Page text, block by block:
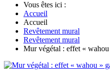
Vous êtes ici :
Accueil
Accueil
Revêtement mural
Revêtement mural
Mur végétal : effet «